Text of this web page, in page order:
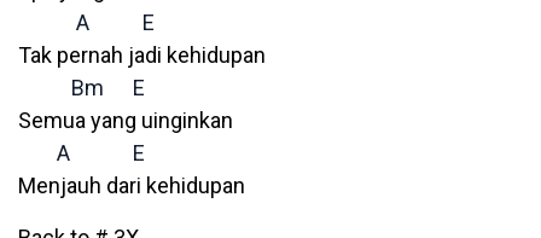
A
E
Tak pernah jadi kehidupan
Bm
E
Semua yang uinginkan
A
E
Menjauh dari kehidupan